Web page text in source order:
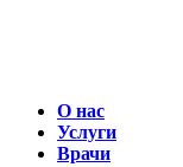
О нас
Услуги
Врачи